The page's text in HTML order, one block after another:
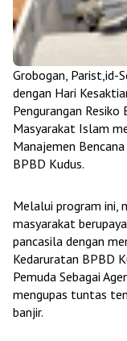
Grobogan, Parist,id-
dengan Hari
Pengurangan Resiko
Masyarakat Islam
Manajemen
BPBD Kudus.
Melalui program ini,
masyarakat
pancasila dengan
Kedaruratan BPBD
Pemuda Sebagai
mengupas tuntas
banjir.